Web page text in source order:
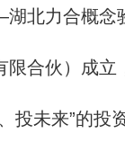
北力合概念
限合伙）成立
投未来”的投